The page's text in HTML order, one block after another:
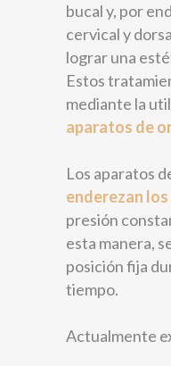
bucal y, por
cervical y
lograr una
Estos
mediante la
aparatos de
Los aparatos
enderezan
presión
esta manera,
posición fija
tiempo.
Actualmente